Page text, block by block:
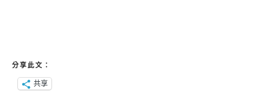
分享此文：
共享